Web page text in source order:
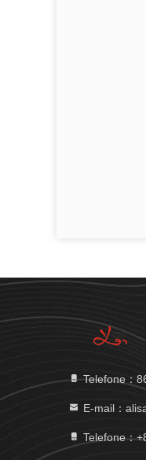
Telefone：
E-mail：
Telefone：